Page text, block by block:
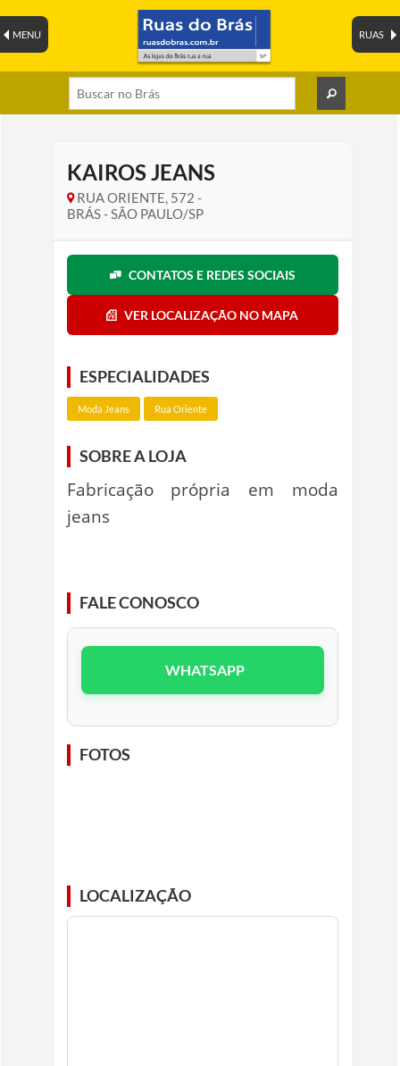
RUAS
MENU
KAIROS JEANS
RUA ORIENTE, 572 -
BRÁS - SÃO PAULO/SP
CONTATOS E REDES SOCIAIS
VER LOCALIZAÇÃO NO MAPA
ESPECIALIDADES
Moda Jeans Rua Oriente
SOBRE A LOJA
Fabricação própria em moda
jeans
FALE CONOSCO
WHATSAPP
FOTOS
LOCALIZAÇÃO